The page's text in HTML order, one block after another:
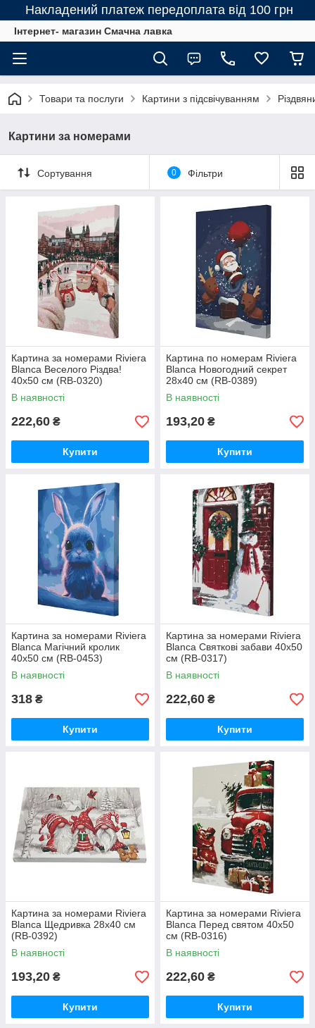
Накладений платеж передоплата від 100 грн
Інтернет- магазин Смачна лавка
Товари та послуги Картини з підсвічуванням
Картини за номерами
Сортування 0 Фільтри
Картина за номерами Riviera
Blanca Веселого Різдва!
40x50 см (RB-0320)
В наявності
222,60 ₴
Купити
Картина по номерам Riviera
Blanca Новогодний секрет
28x40 см (RB-0389)
В наявності
193,20 ₴
Купити
Картина за номерами Riviera
Blanca Магічний кролик
40x50 см (RB-0453)
В наявності
318 ₴
Купити
Картина за номерами Riviera
Blanca Святкові забави 40x50
см (RB-0317)
В наявності
222,60 ₴
Купити
Картина за номерами Riviera
Blanca Щедривка 28x40 см
(RB-0392)
В наявності
193,20 ₴
Купити
Картина за номерами Riviera
Blanca Перед святом 40x50
см (RB-0316)
В наявності
222,60 ₴
Купити